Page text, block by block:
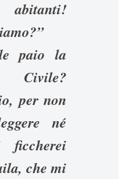
paio la
Civile?
per non
né
ficcherei
che mi